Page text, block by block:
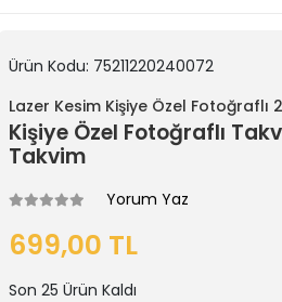
Ürün Kodu: 75211220240072
Lazer Kesim Kişiye Özel Fotoğraflı
Kişiye Özel Fotoğraflı
Takvim
Yorum Yaz
699,00 TL
Son 25 Ürün Kaldı